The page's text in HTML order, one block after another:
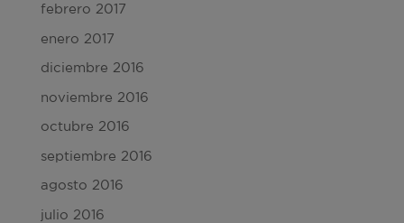
febrero 2017
enero 2017
diciembre 2016
noviembre 2016
octubre 2016
septiembre 2016
agosto 2016
julio 2016